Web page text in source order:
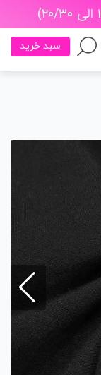
سبد خرید